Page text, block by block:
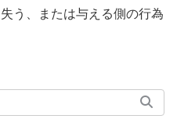
う、または与える側の行為